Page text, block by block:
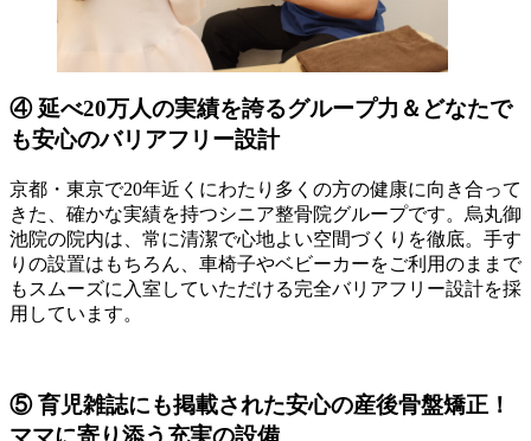
④ 延べ20万人の実績を誇るグループ力＆どなたで
も安心のバリアフリー設計
京都・東京で20年近くにわたり多くの方の健康に向き合って
きた、確かな実績を持つシニア整骨院グループです。烏丸御
池院の院内は、常に清潔で心地よい空間づくりを徹底。手す
りの設置はもちろん、車椅子やベビーカーをご利用のままで
もスムーズに入室していただける完全バリアフリー設計を採
用しています。
⑤ 育児雑誌にも掲載された安心の産後骨盤矯正！
ママに寄り添う充実の設備